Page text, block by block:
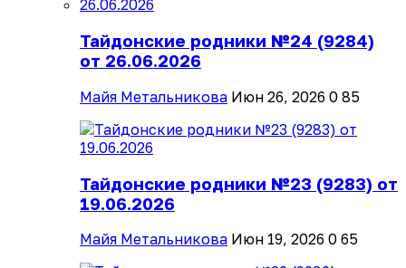
Тайдонские родники №24 (9284)
от 26.06.2026
Майя Метальникова Июн 26, 2026 0 85
Тайдонские родники №23 (9283) от
19.06.2026
Майя Метальникова Июн 19, 2026 0 65